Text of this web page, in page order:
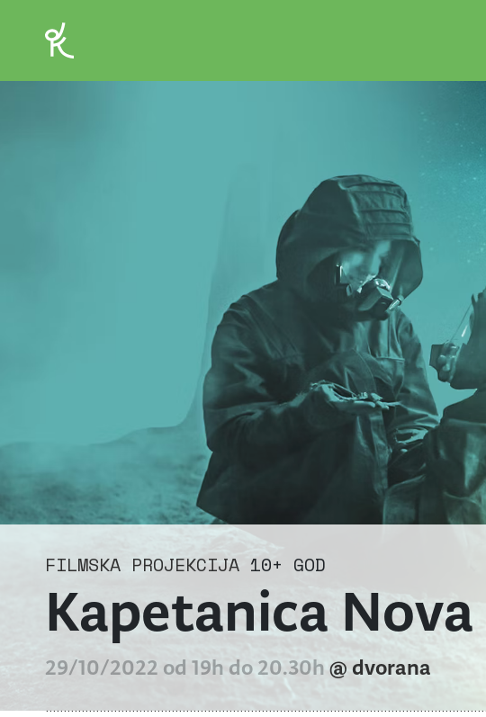
FILMSKA PROJEKCIJA 10+ GOD
Kapetanica Nova
29/10/2022 od 19h do 20.30h@ dvorana